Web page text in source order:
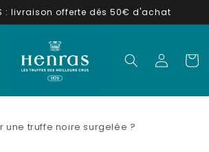
: livraison offerte dés 50€ d'achat
Log
in
Cart
une truffe noire surgelée ?